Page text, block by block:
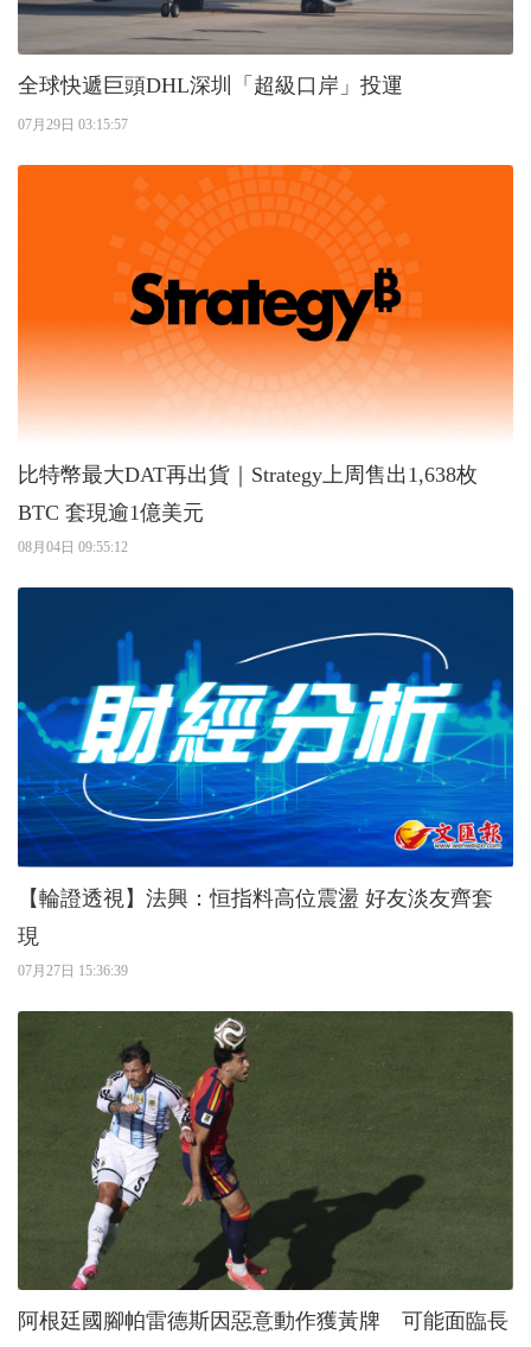
全球快遞巨頭DHL深圳「超級口岸」投運
07月29日 03:15:57
比特幣最大DAT再出貨｜Strategy上周售出1,638枚
BTC 套現逾1億美元
08月04日 09:55:12
【輪證透視】法興：恒指料高位震盪 好友淡友齊套
現
07月27日 15:36:39
阿根廷國腳帕雷德斯因惡意動作獲黃牌 可能面臨長